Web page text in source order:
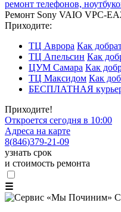
ремонт телефонов,
Ремонт Sony VAIO VPC-
Приходите:
ТЦ Аврора Как
ТЦ Апельсин Как
ЦУМ Самара Как
ТЦ Максидом Как
БЕСПЛАТНАЯ
Приходите!
Откроется сегодня в 10:00
Адреса на карте
8(846)379-21-09
узнать срок
и стоимость ремонта
☰